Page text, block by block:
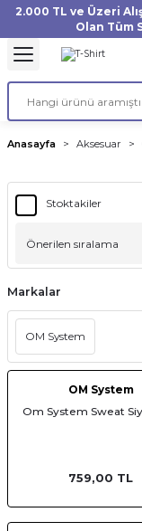
2.000 TL ve Üzeri
Olan Tüm
Aksesuarları
Aksesuarları
Anasayfa Aksesuar
Stoktakiler
Markalar
OM System
OM System
Om System Sweat
759,00 TL